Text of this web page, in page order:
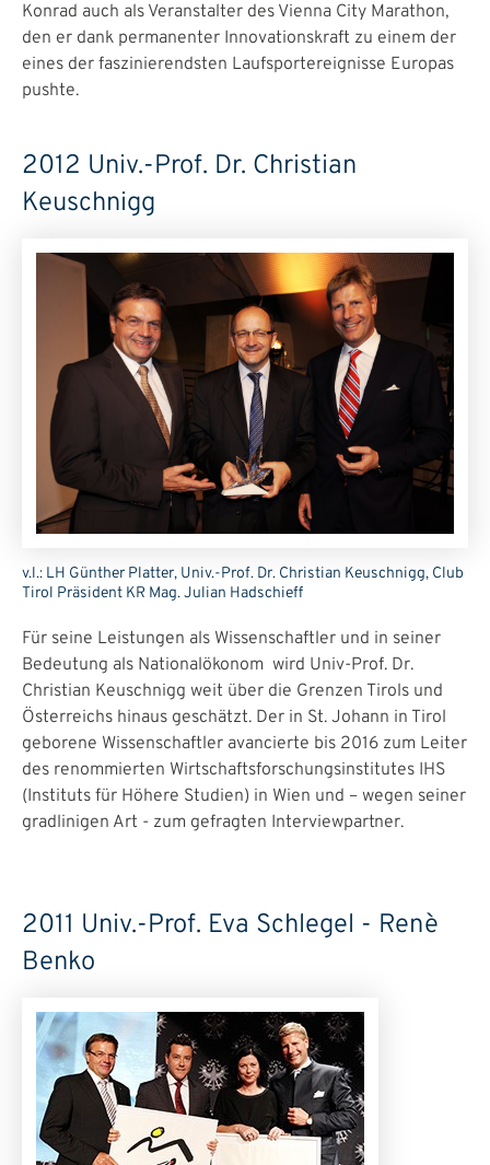
Konrad auch als Veranstalter des Vienna City Marathon,
den er dank permanenter Innovationskraft zu einem der
eines der faszinierendsten Laufsportereignisse Europas
pushte.
2012 Univ.-Prof. Dr. Christian
Keuschnigg
v.l.: LH Günther Platter, Univ.-Prof. Dr. Christian Keuschnigg, Club
Tirol Präsident KR Mag. Julian Hadschieff
Für seine Leistungen als Wissenschaftler und in seiner
Bedeutung als Nationalökonom wird Univ-Prof. Dr.
Christian Keuschnigg weit über die Grenzen Tirols und
Österreichs hinaus geschätzt. Der in St. Johann in Tirol
geborene Wissenschaftler avancierte bis 2016 zum Leiter
des renommierten Wirtschaftsforschungsinstitutes IHS
(Instituts für Höhere Studien) in Wien und – wegen seiner
gradlinigen Art - zum gefragten Interviewpartner.
2011 Univ.-Prof. Eva Schlegel - Renè
Benko